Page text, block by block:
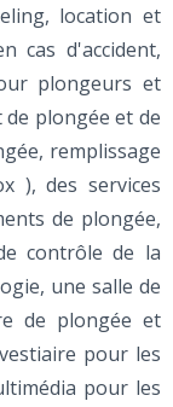
location et
cas d'accident,
plongeurs et
plongée et de
remplissage
), des services
de plongée,
contrôle de la
une salle de
de plongée et
pour les
pour les